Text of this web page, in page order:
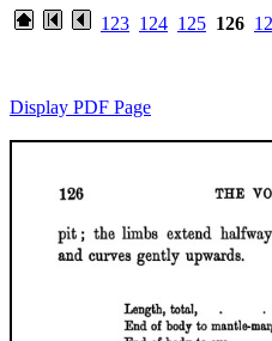
123 124 125 126
Display PDF Page